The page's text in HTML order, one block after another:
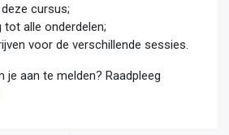
cursus;
tot alle onderdelen;
voor de verschillende sessies.
je aan te melden? Raadpleeg